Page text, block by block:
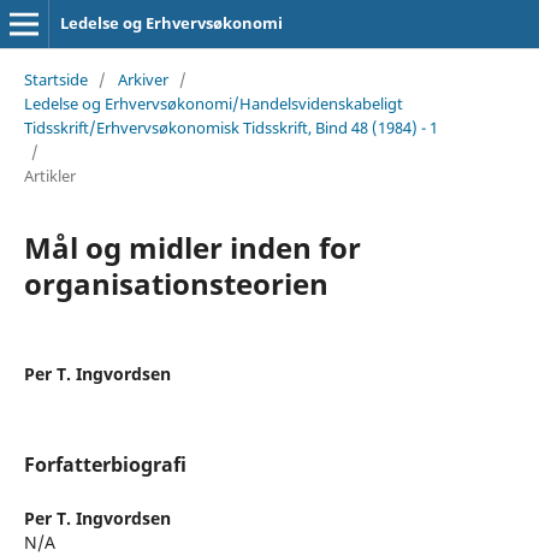
Ledelse og Erhvervsøkonomi
Startside / Arkiver /
Ledelse og Erhvervsøkonomi/Handelsvidenskabeligt
Tidsskrift/Erhvervsøkonomisk Tidsskrift, Bind 48 (1984) - 1
/
Artikler
Mål og midler inden for
organisationsteorien
Per T. Ingvordsen
Forfatterbiografi
Per T. Ingvordsen
N/A